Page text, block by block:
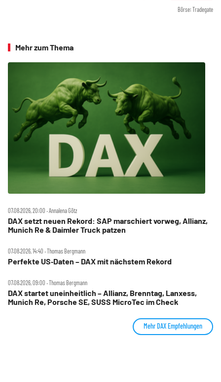
Börse: Tradegate
Mehr zum Thema
07.08.2026, 20:00 ‧ Annalena Götz
DAX setzt neuen Rekord: SAP marschiert vorweg, Allianz,
Munich Re & Daimler Truck patzen
07.08.2026, 14:40 ‧ Thomas Bergmann
Perfekte US‑Daten – DAX mit nächstem Rekord
07.08.2026, 09:00 ‧ Thomas Bergmann
DAX startet uneinheitlich – Allianz, Brenntag, Lanxess,
Munich Re, Porsche SE, SUSS MicroTec im Check
Mehr DAX Empfehlungen